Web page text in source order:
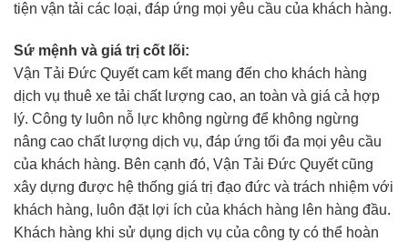
tiện vận tải các loại, đáp ứng mọi yêu cầu của khách hàng.
Sứ mệnh và giá trị cốt lõi:
Vận Tải Đức Quyết cam kết mang đến cho khách hàng
dịch vụ thuê xe tải chất lượng cao, an toàn và giá cả hợp
lý. Công ty luôn nỗ lực không ngừng để không ngừng
nâng cao chất lượng dịch vụ, đáp ứng tối đa mọi yêu cầu
của khách hàng. Bên cạnh đó, Vận Tải Đức Quyết cũng
xây dựng được hệ thống giá trị đạo đức và trách nhiệm với
khách hàng, luôn đặt lợi ích của khách hàng lên hàng đầu.
Khách hàng khi sử dụng dịch vụ của công ty có thể hoàn